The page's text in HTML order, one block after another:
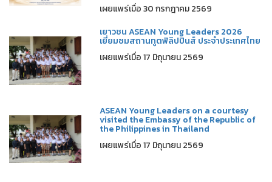
เผยแพร่เมื่อ 30 กรกฎาคม 2569
เยาวชน ASEAN Young Leaders 2026
เยี่ยมชมสถานทูตฟิลิปปินส์ ประจำประเทศไทย
เผยแพร่เมื่อ 17 มิถุนายน 2569
ASEAN Young Leaders on a courtesy
visited the Embassy of the Republic of
the Philippines in Thailand
เผยแพร่เมื่อ 17 มิถุนายน 2569